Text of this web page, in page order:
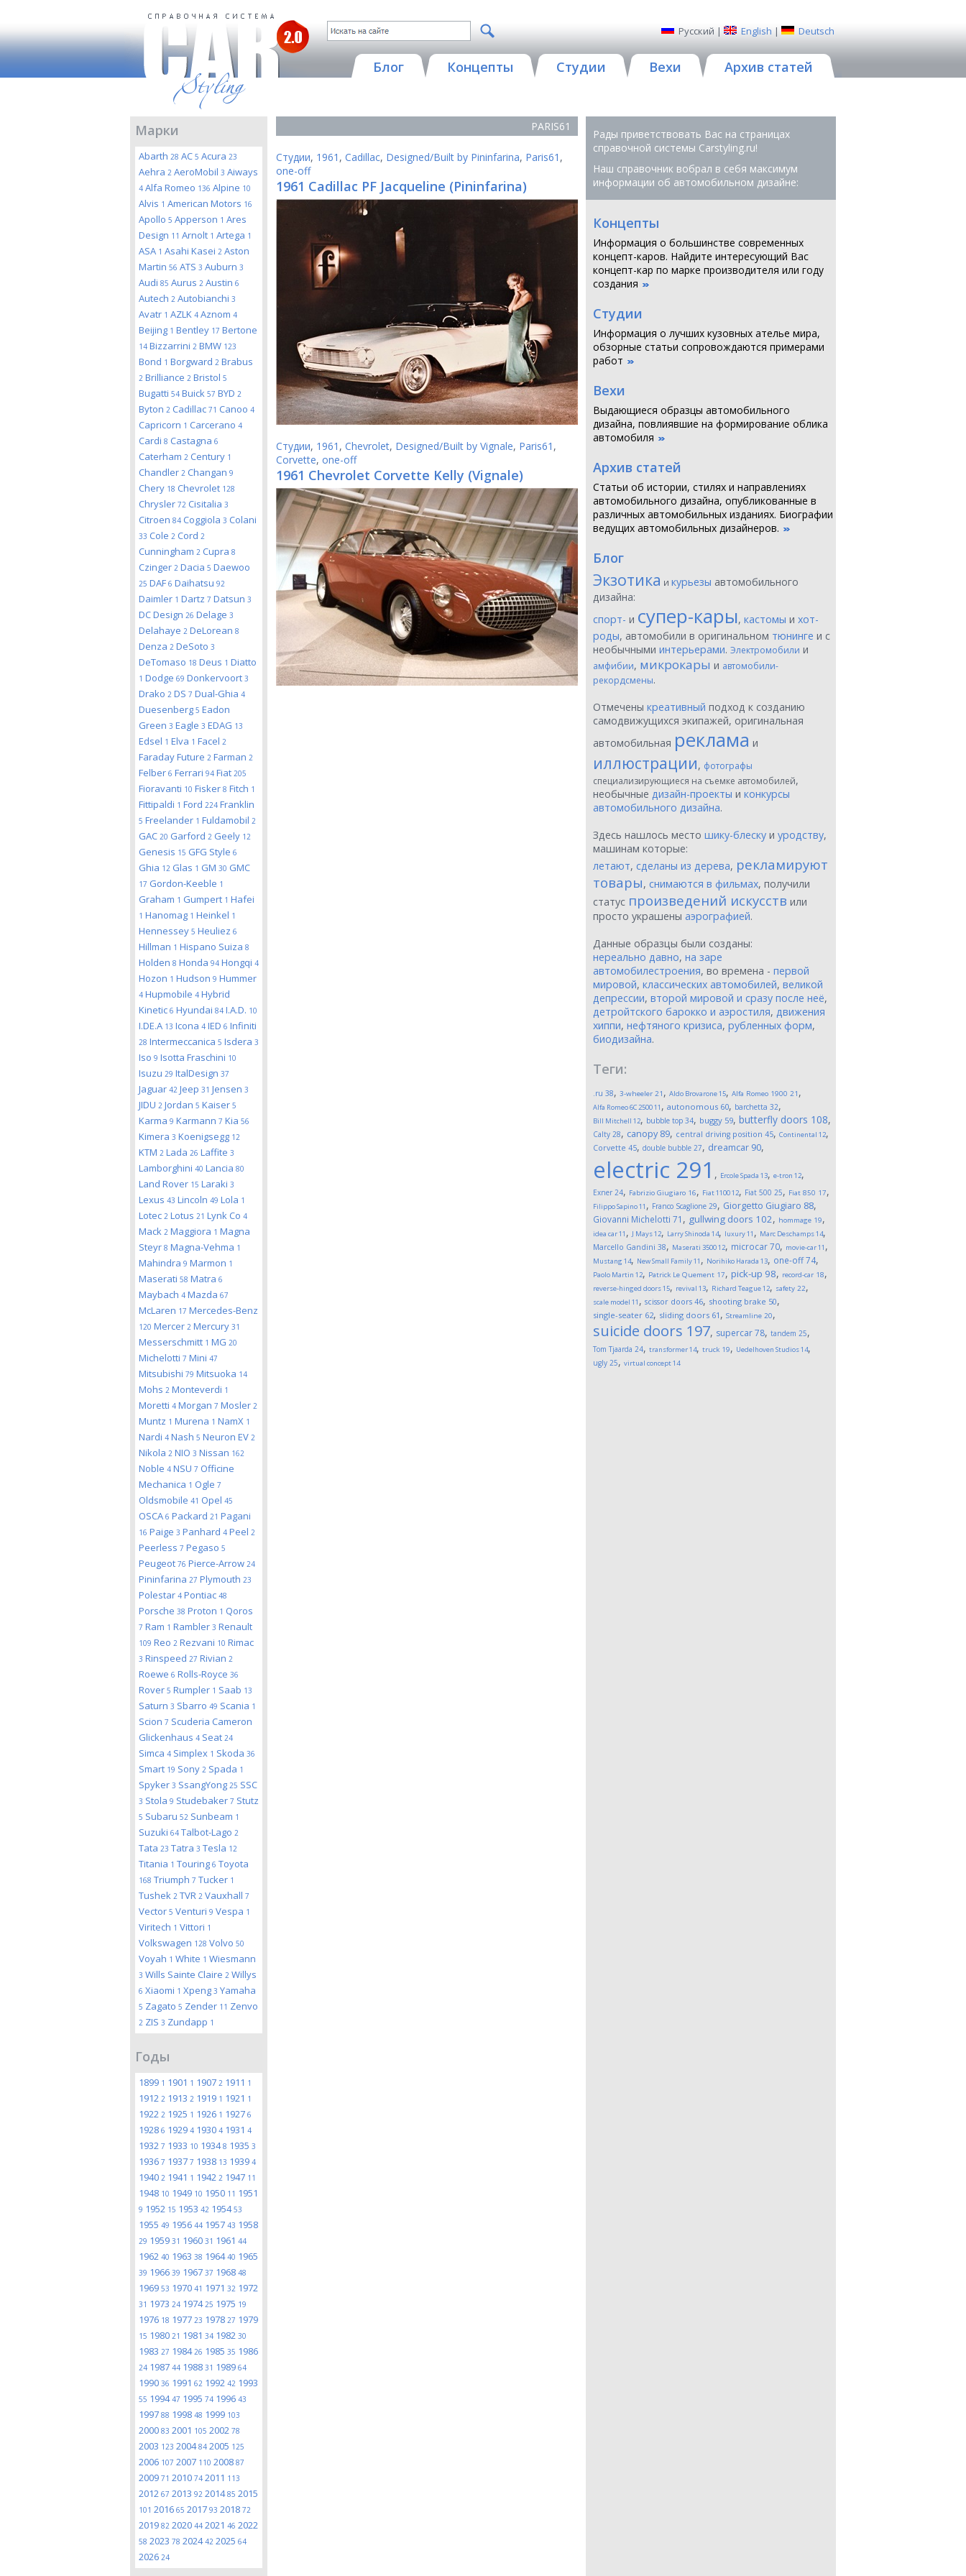
Русский | English | Deutsch
Блог Концепты Студии Вехи Архив статей
Марки
Abarth 28 AC 5 Acura 23
Aehra 2 AeroMobil 3 Aiways
4 Alfa Romeo 136 Alpine 10
Alvis 1 American Motors 16
Apollo 5 Apperson 1 Ares
Design 11 Arnolt 1 Artega 1
ASA 1 Asahi Kasei 2 Aston
Martin 56 ATS 3 Auburn 3
Audi 85 Aurus 2 Austin 6
Autech 2 Autobianchi 3
Avatr 1 AZLK 4 Aznom 4
Beijing 1 Bentley 17 Bertone
14 Bizzarrini 2 BMW 123
Bond 1 Borgward 2 Brabus
2 Brilliance 2 Bristol 5
Bugatti 54 Buick 57 BYD 2
Byton 2 Cadillac 71 Canoo 4
Capricorn 1 Carcerano 4
Cardi 8 Castagna 6
Caterham 2 Century 1
Chandler 2 Changan 9
Chery 18 Chevrolet 128
Chrysler 72 Cisitalia 3
Citroen 84 Coggiola 3 Colani
33 Cole 2 Cord 2
Cunningham 2 Cupra 8
Czinger 2 Dacia 5 Daewoo
25 DAF 6 Daihatsu 92
Daimler 1 Dartz 7 Datsun 3
DC Design 26 Delage 3
Delahaye 2 DeLorean 8
Denza 2 DeSoto 3
DeTomaso 18 Deus 1 Diatto
1 Dodge 69 Donkervoort 3
Drako 2 DS 7 Dual-Ghia 4
Duesenberg 5 Eadon
Green 3 Eagle 3 EDAG 13
Edsel 1 Elva 1 Facel 2
Faraday Future 2 Farman 2
Felber 6 Ferrari 94 Fiat 205
Fioravanti 10 Fisker 8 Fitch 1
Fittipaldi 1 Ford 224 Franklin
5 Freelander 1 Fuldamobil 2
GAC 20 Garford 2 Geely 12
Genesis 15 GFG Style 6
Ghia 12 Glas 1 GM 30 GMC
17 Gordon-Keeble 1
Graham 1 Gumpert 1 Hafei
1 Hanomag 1 Heinkel 1
Hennessey 5 Heuliez 6
Hillman 1 Hispano Suiza 8
Holden 8 Honda 94 Hongqi 4
Hozon 1 Hudson 9 Hummer
4 Hupmobile 4 Hybrid
Kinetic 6 Hyundai 84 I.A.D. 10
I.DE.A 13 Icona 4 IED 6 Infiniti
28 Intermeccanica 5 Isdera 3
Iso 9 Isotta Fraschini 10
Isuzu 29 ItalDesign 37
Jaguar 42 Jeep 31 Jensen 3
JIDU 2 Jordan 5 Kaiser 5
Karma 9 Karmann 7 Kia 56
Kimera 3 Koenigsegg 12
KTM 2 Lada 26 Laffite 3
Lamborghini 40 Lancia 80
Land Rover 15 Laraki 3
Lexus 43 Lincoln 49 Lola 1
Lotec 2 Lotus 21 Lynk Co 4
Mack 2 Maggiora 1 Magna
Steyr 8 Magna-Vehma 1
Mahindra 9 Marmon 1
Maserati 58 Matra 6
Maybach 4 Mazda 67
McLaren 17 Mercedes-Benz
120 Mercer 2 Mercury 31
Messerschmitt 1 MG 20
Michelotti 7 Mini 47
Mitsubishi 79 Mitsuoka 14
Mohs 2 Monteverdi 1
Moretti 4 Morgan 7 Mosler 2
Muntz 1 Murena 1 NamX 1
Nardi 4 Nash 5 Neuron EV 2
Nikola 2 NIO 3 Nissan 162
Noble 4 NSU 7 Officine
Mechanica 1 Ogle 7
Oldsmobile 41 Opel 45
OSCA 6 Packard 21 Pagani
16 Paige 3 Panhard 4 Peel 2
Peerless 7 Pegaso 5
Peugeot 76 Pierce-Arrow 24
Pininfarina 27 Plymouth 23
Polestar 4 Pontiac 48
Porsche 38 Proton 1 Qoros
7 Ram 1 Rambler 3 Renault
109 Reo 2 Rezvani 10 Rimac
3 Rinspeed 27 Rivian 2
Roewe 6 Rolls-Royce 36
Rover 5 Rumpler 1 Saab 13
Saturn 3 Sbarro 49 Scania 1
Scion 7 Scuderia Cameron
Glickenhaus 4 Seat 24
Simca 4 Simplex 1 Skoda 36
Smart 19 Sony 2 Spada 1
Spyker 3 SsangYong 25 SSC
3 Stola 9 Studebaker 7 Stutz
5 Subaru 52 Sunbeam 1
Suzuki 64 Talbot-Lago 2
Tata 23 Tatra 3 Tesla 12
Titania 1 Touring 6 Toyota
168 Triumph 7 Tucker 1
Tushek 2 TVR 2 Vauxhall 7
Vector 5 Venturi 9 Vespa 1
Viritech 1 Vittori 1
Volkswagen 128 Volvo 50
Voyah 1 White 1 Wiesmann
3 Wills Sainte Claire 2 Willys
6 Xiaomi 1 Xpeng 3 Yamaha
5 Zagato 5 Zender 11 Zenvo
2 ZIS 3 Zundapp 1
Годы
1899 1 1901 1 1907 2 1911 1
1912 2 1913 2 1919 1 1921 1
1922 2 1925 1 1926 1 1927 6
1928 6 1929 4 1930 4 1931 4
1932 7 1933 10 19348 1935 3
1936 7 1937 7 1938 13 1939 4
1940 2 1941 1 1942 2 1947 11
1948 10 1949 10 1950 11 1951
9 1952 15 1953 42 195453
1955 49 1956 44 1957 43 1958
29 1959 31 1960 31 1961 44
1962 40 1963 38 196440 1965
39 1966 39 1967 37 1968 48
1969 53 1970 41 1971 32 1972
31 1973 24 197425 1975 19
1976 18 1977 23 1978 27 1979
15 1980 21 1981 34 1982 30
1983 27 198426 1985 35 1986
24 1987 44 1988 31 1989 64
1990 36 1991 62 1992 42 1993
55 199447 1995 74 1996 43
1997 88 1998 48 1999 103
2000 83 2001 105 2002 78
2003 123 200484 2005 125
2006 107 2007 110 2008 87
2009 71 2010 74 2011 113
2012 67 2013 92 201485 2015
101 2016 65 2017 93 2018 72
2019 82 2020 44 2021 46 2022
58 2023 78 202442 2025 64
2026 24
PARIS61
Студии, 1961 , Cadillac, Designed/Built by Pininfarina, Paris61 ,
one-off
1961 Cadillac PF Jacqueline (Pininfarina)
Студии, 1961 , Chevrolet, Designed/Built by Vignale, Paris61 ,
Corvette, one-off
1961 Chevrolet Corvette Kelly (Vignale)
Рады приветствовать Вас на страницах
справочной системы Сarstyling.ru!
Наш справочник вобрал в себя максимум
информации об автомобильном дизайне:
Концепты
Информация о большинстве современных
концепт-каров. Найдите интересующий Вас
концепт-кар по марке производителя или году
создания
Студии
Информация о лучших кузовных ателье мира,
обзорные статьи сопровождаются примерами
работ
Вехи
Выдающиеся образцы автомобильного
дизайна, повлиявшие на формирование облика
автомобиля
Архив статей
Статьи об истории, стилях и направлениях
автомобильного дизайна, опубликованные в
различных автомобильных изданиях. Биографии
ведущих автомобильных дизайнеров.
Блог
Экзотика и курьезы автомобильного
дизайна:
спорт- и супер-кары, кастомы и хот-
роды, автомобили в оригинальном тюнинге и с
необычными интерьерами. Электромобили и
амфибии, микрокары и автомобили-
рекордсмены.
Отмечены креативный подход к созданию
самодвижущихся экипажей, оригинальная
автомобильная реклама и
иллюстрации, фотографы
специализирующиеся на съемке автомобилей,
необычные дизайн-проекты и конкурсы
автомобильного дизайна.
Здесь нашлось место шику-блеску и уродству,
машинам которые:
летают, сделаны из дерева, рекламируют
товары, снимаются в фильмах, получили
статус произведений искусств или
просто украшены аэрографией.
Данные образцы были созданы:
нереально давно, на заре
автомобилестроения, во времена - первой
мировой, классических автомобилей, великой
депрессии, второй мировой и сразу после неё,
детройтского барокко и аэростиля, движения
хиппи, нефтяного кризиса, рубленных форм,
биодизайна.
Теги:
.ru 38, 3-wheeler 21 , Aldo Brovarone15, Alfa Romeo 1900 21 ,
Alfa Romeo 6C 250011 , autonomous 60, barchetta 32,
Bill Mitchell 12, bubble top 34, buggy 59, butterfly doors 108,
Calty 28, canopy 89, central driving position 45, Continental 12,
Corvette 45, double bubble 27, dreamcar 90,
electric 291 , Ercole Spada 13, e-tron 12,
Exner 24, Fabrizio Giugiaro 16, Fiat 110012, Fiat 500 25, Fiat 850 17,
Filippo Sapino11 , Franco Scaglione 29, Giorgetto Giugiaro 88,
Giovanni Michelotti 71 , gullwing doors 102, hommage 19,
idea car11 , J Mays12, Larry Shinoda 14, luxury11 , Marc Deschamps14,
Marcello Gandini 38, Maserati 350012, microcar70, movie-car11 ,
Mustang 14, New Small Family11 , Norihiko Harada 13, one-off74,
Paolo Martin 12, Patrick Le Quement 17, pick-up 98, record-car 18,
reverse-hinged doors15, revival 13, Richard Teague12, safety 22,
scale model 11 , scissor doors 46, shooting brake 50,
single-seater 62, sliding doors 61 , Streamline 20,
suicide doors 197, supercar78, tandem 25,
Tom Tjaarda 24, transformer14, truck 19, Uedelhoven Studios14,
ugly 25, virtual concept14